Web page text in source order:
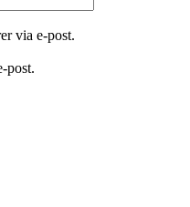
via e-post.
post.